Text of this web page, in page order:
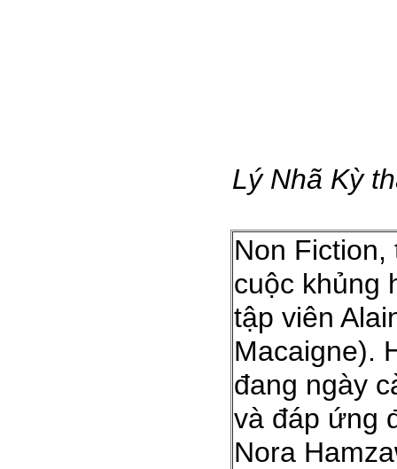
Lý Nhã Kỳ
Non
cuộc khủng
tập viên
Macaigne).
đang ngày
và đáp ứng
Nora